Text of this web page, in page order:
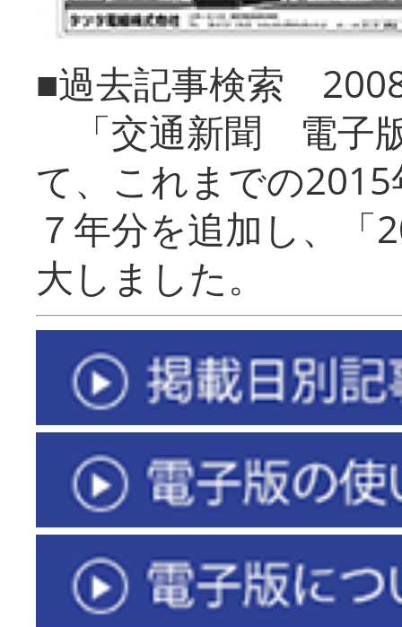
■過去記事検索
「交通新聞 電子
て、これまでの
７年分を追加し、「
大しまし